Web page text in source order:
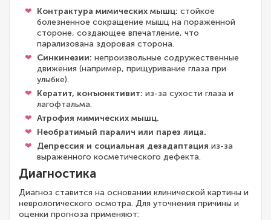
Контрактура мимических мышц: стойкое
болезненное сокращение мышц на пораженной
стороне, создающее впечатление, что
парализована здоровая сторона.
Синкинезии: непроизвольные содружественные
движения (например, прищуривание глаза при
улыбке).
Кератит, конъюнктивит: из-за сухости глаза и
лагофтальма.
Атрофия мимических мышц.
Необратимый паралич или парез лица.
Депрессия и социальная дезадаптация из-за
выраженного косметического дефекта.
Диагностика
Диагноз ставится на основании клинической картины и
неврологического осмотра. Для уточнения причины и
оценки прогноза применяют: